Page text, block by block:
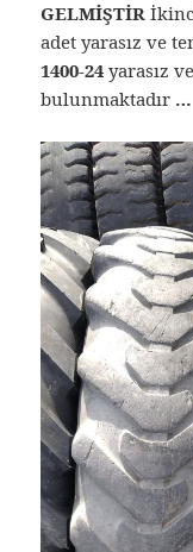
GELMİŞTİR
adet yarasız ve
1400-24 yarasız
bulunmaktadır …